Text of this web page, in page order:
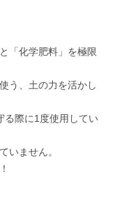
「化学肥料」を極限
う、土の力を活かし
る際に1度使用してい
いません。